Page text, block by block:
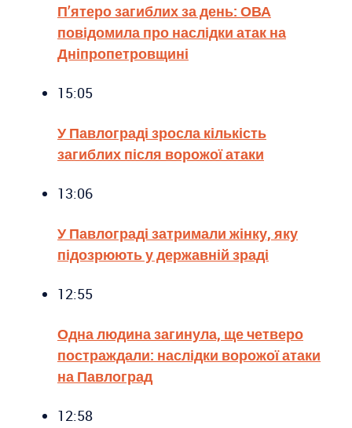
П’ятеро загиблих за день: ОВА
повідомила про наслідки атак на
Дніпропетровщині
15:05
У Павлограді зросла кількість
загиблих після ворожої атаки
13:06
У Павлограді затримали жінку, яку
підозрюють у державній зраді
12:55
Одна людина загинула, ще четверо
постраждали: наслідки ворожої атаки
на Павлоград
12:58